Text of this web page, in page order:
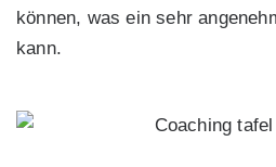
können, was ein sehr
kann.